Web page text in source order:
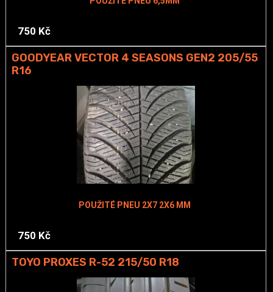
750 Kč
GOODYEAR VECTOR 4 SEASONS GEN2 205/55
R16
POUŽITÉ PNEU 2X7 2X6 MM
750 Kč
TOYO PROXES R-52 215/50 R18